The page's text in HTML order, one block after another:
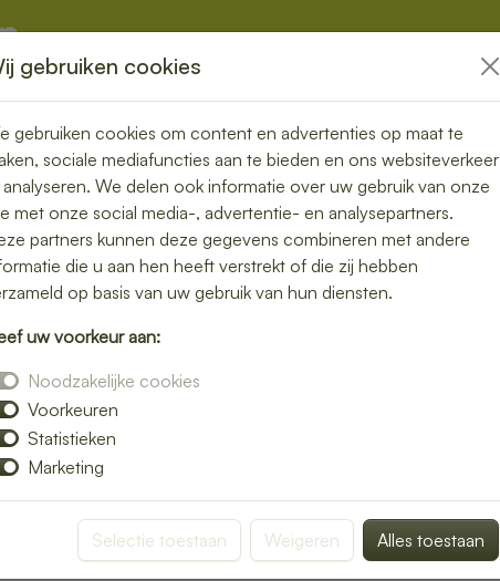
Overige
in
en
zelf de keuken in? Laat je lunch
maaltijd zonder moeite. Of je nu
of een warme maaltijd – wij
kantoor.
bereiden wij elke bestelling met zorg. Of
of een uitgebreide lunch voor een
gebruiken cookies
gebruiken cookies om content en advertenties op maat te
sociale mediafuncties aan te bieden en ons websiteverkeer
We delen ook informatie over uw gebruik van onze
met onze social media-, advertentie- en analysepartners.
partners kunnen deze gegevens combineren met andere
die u aan hen heeft verstrekt of die zij hebben
op basis van uw gebruik van hun diensten.
uw voorkeur aan:
Noodzakelijke cookies
Voorkeuren
Statistieken
Marketing
Selectie toestaan Weigeren Alles toestaan